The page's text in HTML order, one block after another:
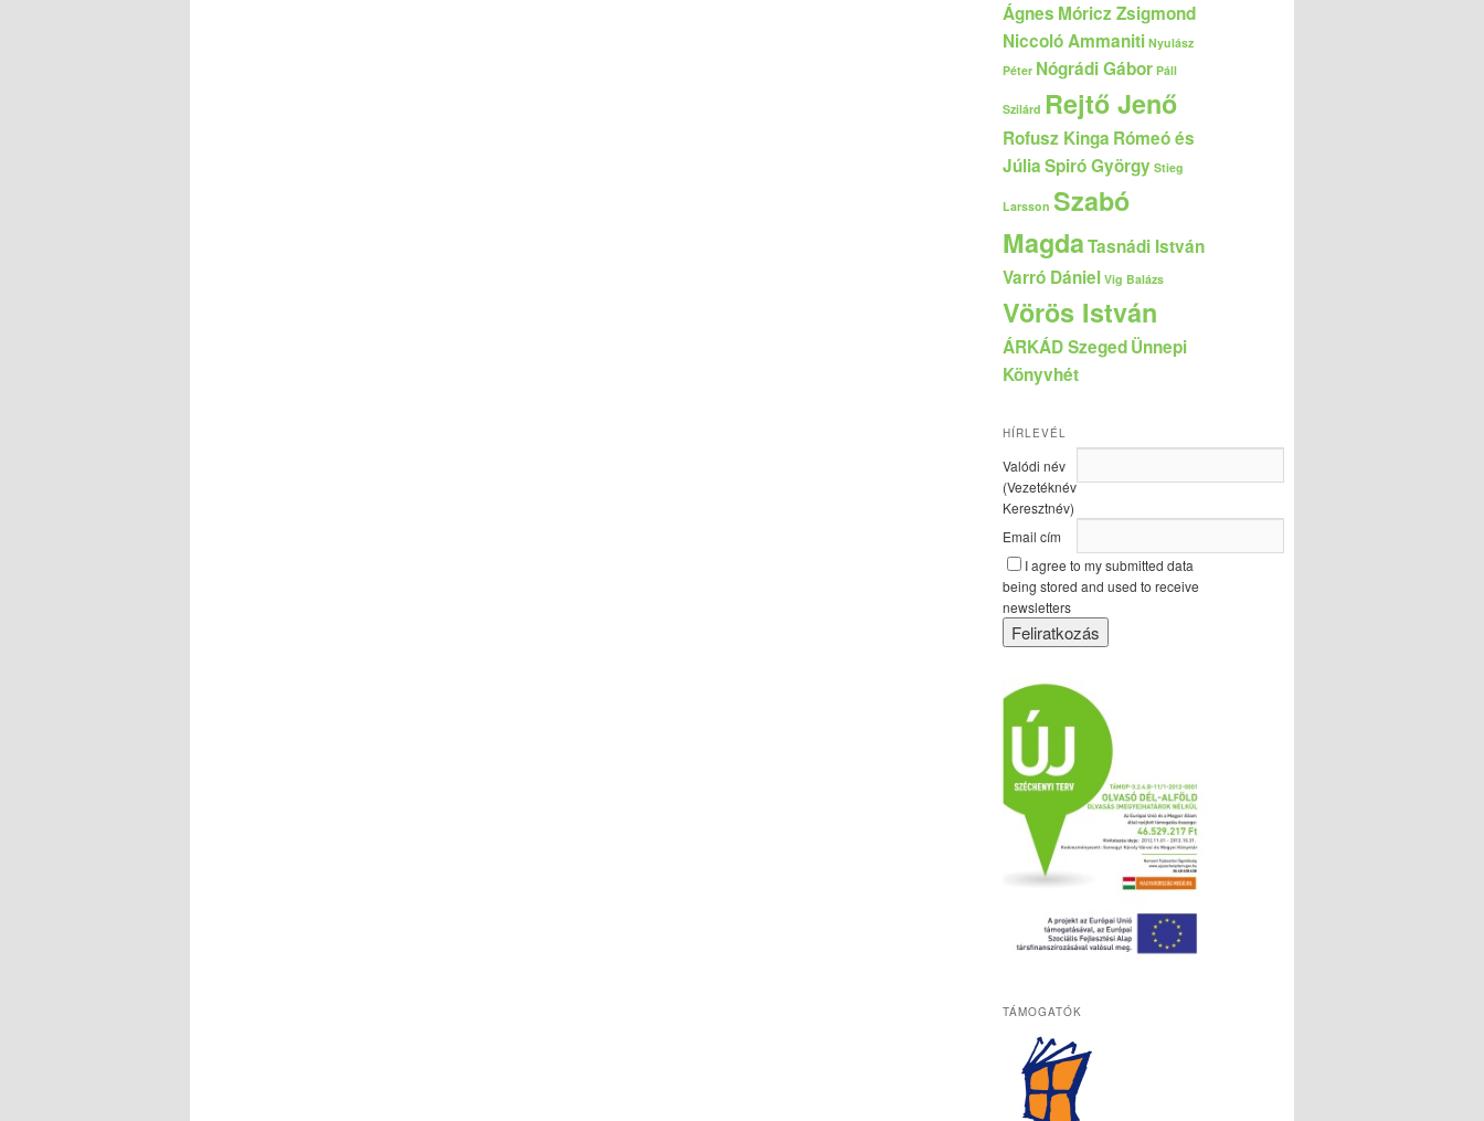
Ágnes Móricz Zsigmond
Niccoló Ammaniti Nyulász
Péter Nógrádi Gábor Páll
Szilárd Rejtő Jenő
Rofusz Kinga Rómeó és
JúliaSpiró György Stieg
Larsson Szabó
MagdaTasnádi István
Varró Dániel Vig Balázs
Vörös István
ÁRKÁD SzegedÜnnepi
Könyvhét
HÍRLEVÉL
Valódi név
(Vezetéknév
Keresztnév)
Email cím
I agree to my submitted data
being stored and used to receive
newsletters
TÁMOGATÓK